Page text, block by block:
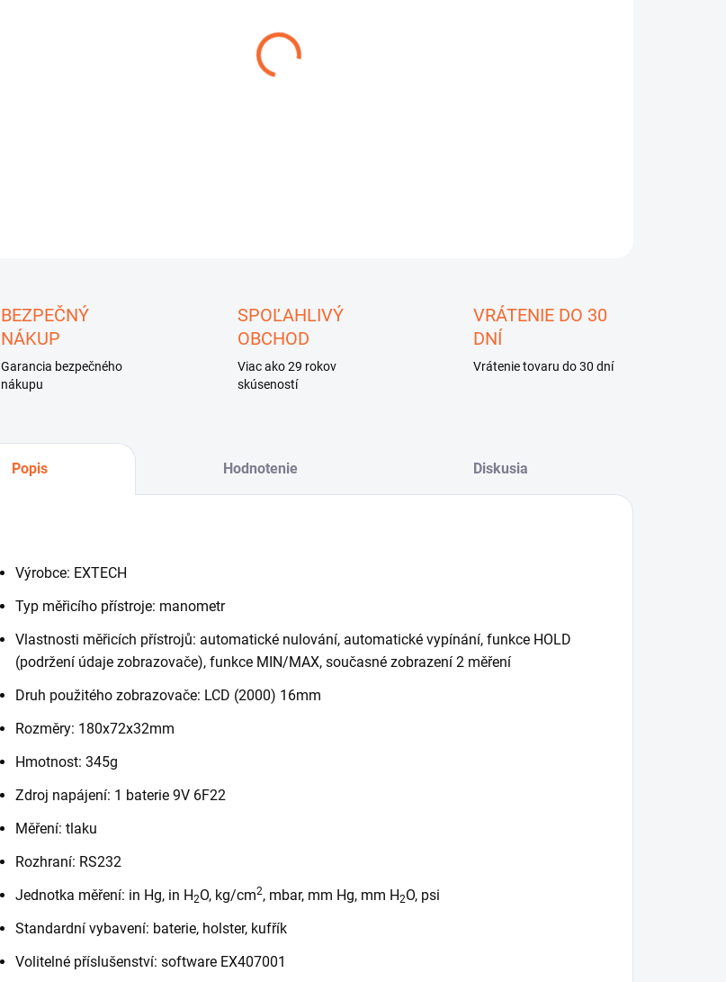
BEZPEČNÝ
NÁKUP
Garancia bezpečného
nákupu
SPOĽAHLIVÝ
OBCHOD
Viac ako 29 rokov
skúseností
VRÁTENIE DO 30
DNÍ
Vrátenie tovaru do 30 dní
Popis Hodnotenie Diskusia
Výrobce: EXTECH
Typ měřicího přístroje: manometr
Vlastnosti měřicích přístrojů: automatické nulování, automatické vypínání, funkce HOLD
(podržení údaje zobrazovače), funkce MIN/MAX, současné zobrazení 2 měření
Druh použitého zobrazovače: LCD (2000) 16mm
Rozměry: 180x72x32mm
Hmotnost: 345g
Zdroj napájení: 1 baterie 9V 6F22
Měření: tlaku
Rozhraní: RS232
Jednotka měření: in Hg, in H2O, kg/cm2, mbar, mm Hg, mm H2O, psi
Standardní vybavení: baterie, holster, kufřík
Volitelné příslušenství: software EX407001